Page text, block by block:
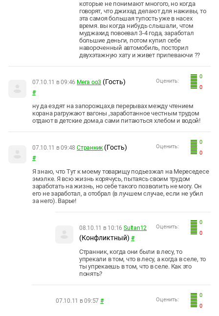
которые не понимают многого, но когда
говорят, что джихад делают для наживы, то
эта самоя большая тупость уже в насех
время. вы когда нибудь слышали, чтом
муджахид повоевал 3-4 года, заработал
большие деньги, потом купил себе
навороченный автомобиль, посторил
двухэтажную хату и живет припеваючи ??
0
0
Оценить:
07.10.11 в 09:46 Мега оо3 (Гость)
#
ну да ездят на запорожцах,в перерывах между чтением
корана рагружают вагоны ,заработанное честным трудом
отдают в детские дома,а сами питаються хлебом и водой!
0
0
Оценить:
07.10.11 в 09:48 Странник (Гость)
#
Я знаю, что Тут к моему товарищу подьезжал на Мереседесе
эмэлке. Я всю жизнь корячусь, пытаясь своим трудом
заработать на жизнь, но себе такого позволить не могу. Он
его не заработал, а отобрал (в лучшем случае, если не убил
за него). Варье!
0
0
Оценить:
08.10.11 в 10:16 Sultan12
(Конфликтный) #
Странник, когда они были в лесу, то
упрекали в том, что в лесу, а когда в селе, то
ты упрекаешь в том, что в селе. Как это
понять?
0
0
Оценить:
07.10.11 в 09:57 #